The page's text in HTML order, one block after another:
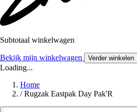
Subtotaal winkelwagen
Bekijk mijn winkelwagen Verder winkelen
Loading...
Home
/ Rugzak Eastpak Day Pak'R